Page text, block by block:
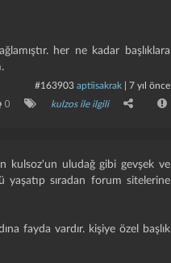
her ne kadar başlıklara
#163903 aptiisakrak| 7 yıl önce
0 kulzos ile ilgili
kulsoz'un uludağ gibi gevşek ve
yaşatıp sıradan forum sitelerine
fayda vardır. kişiye özel başlık